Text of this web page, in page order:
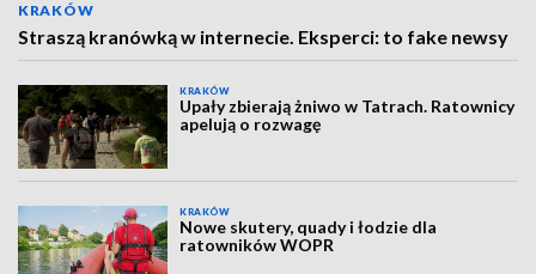
KRAKÓW
Straszą kranówką w internecie. Eksperci: to fake newsy
KRAKÓW
Upały zbierają żniwo w Tatrach. Ratownicy
apelują o rozwagę
KRAKÓW
Nowe skutery, quady i łodzie dla
ratowników WOPR